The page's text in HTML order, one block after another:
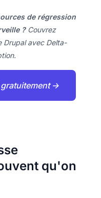
de régression
?Couvrez
Drupal avec Delta-
→
qu'on